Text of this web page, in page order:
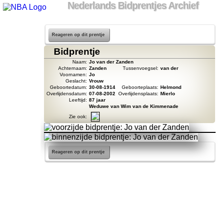
Nederlands Bidprentjes Archief
Reageren op dit prentje
Bidprentje
Naam: Jo van der Zanden
Achternaam: Zanden Tussenvoegsel: van der
Voornamen: Jo
Geslacht: Vrouw
Geboortedatum: 30-08-1914 Geboorteplaats: Helmond
Overlijdensdatum: 07-08-2002 Overlijdensplaats: Mierlo
Leeftijd: 87 jaar
Weduwe van Wim van de Kimmenade
Zie ook:
Reageren op dit prentje